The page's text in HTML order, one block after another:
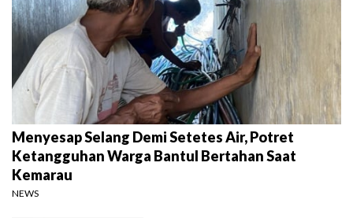
Menyesap Selang Demi Setetes Air, Potret
Ketangguhan Warga Bantul Bertahan Saat
Kemarau
NEWS